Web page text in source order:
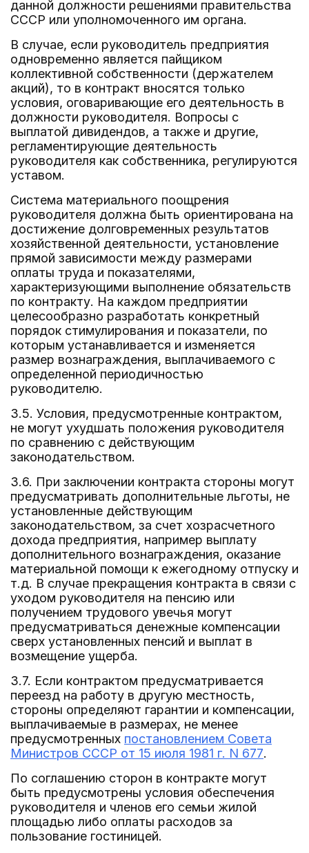
данной должности решениями правительства
СССР или уполномоченного им органа.
В случае, если руководитель предприятия
одновременно является пайщиком
коллективной собственности (держателем
акций), то в контракт вносятся только
условия, оговаривающие его деятельность в
должности руководителя. Вопросы с
выплатой дивидендов, а также и другие,
регламентирующие деятельность
руководителя как собственника, регулируются
уставом.
Система материального поощрения
руководителя должна быть ориентирована на
достижение долговременных результатов
хозяйственной деятельности, установление
прямой зависимости между размерами
оплаты труда и показателями,
характеризующими выполнение обязательств
по контракту. На каждом предприятии
целесообразно разработать конкретный
порядок стимулирования и показатели, по
которым устанавливается и изменяется
размер вознаграждения, выплачиваемого с
определенной периодичностью
руководителю.
3.5. Условия, предусмотренные контрактом,
не могут ухудшать положения руководителя
по сравнению с действующим
законодательством.
3.6. При заключении контракта стороны могут
предусматривать дополнительные льготы, не
установленные действующим
законодательством, за счет хозрасчетного
дохода предприятия, например выплату
дополнительного вознаграждения, оказание
материальной помощи к ежегодному отпуску и
т.д. В случае прекращения контракта в связи с
уходом руководителя на пенсию или
получением трудового увечья могут
предусматриваться денежные компенсации
сверх установленных пенсий и выплат в
возмещение ущерба.
3.7. Если контрактом предусматривается
переезд на работу в другую местность,
стороны определяют гарантии и компенсации,
выплачиваемые в размерах, не менее
предусмотренных постановлением Совета
Министров СССР от 15 июля 1981 г. N 677.
По соглашению сторон в контракте могут
быть предусмотрены условия обеспечения
руководителя и членов его семьи жилой
площадью либо оплаты расходов за
пользование гостиницей.